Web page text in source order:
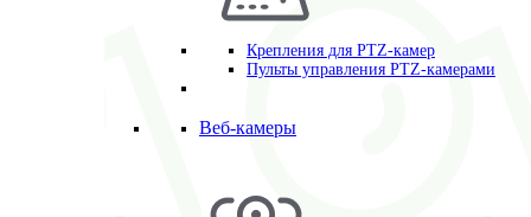
Крепления для PTZ-камер
Пульты управления PTZ-камерами
Веб-камеры